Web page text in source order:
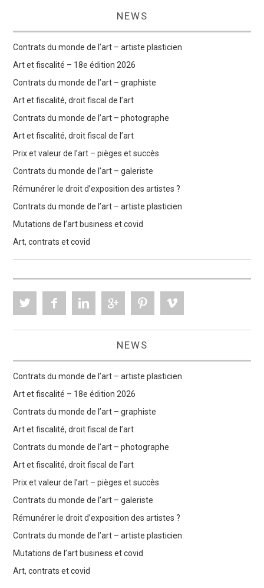
NEWS
Contrats du monde de l’art – artiste plasticien
Art et fiscalité – 18e édition 2026
Contrats du monde de l’art – graphiste
Art et fiscalité, droit fiscal de l’art
Contrats du monde de l’art – photographe
Art et fiscalité, droit fiscal de l’art
Prix et valeur de l’art – pièges et succès
Contrats du monde de l’art – galeriste
Rémunérer le droit d’exposition des artistes ?
Contrats du monde de l’art – artiste plasticien
Mutations de l’art business et covid
Art, contrats et covid
NEWS
Contrats du monde de l’art – artiste plasticien
Art et fiscalité – 18e édition 2026
Contrats du monde de l’art – graphiste
Art et fiscalité, droit fiscal de l’art
Contrats du monde de l’art – photographe
Art et fiscalité, droit fiscal de l’art
Prix et valeur de l’art – pièges et succès
Contrats du monde de l’art – galeriste
Rémunérer le droit d’exposition des artistes ?
Contrats du monde de l’art – artiste plasticien
Mutations de l’art business et covid
Art, contrats et covid